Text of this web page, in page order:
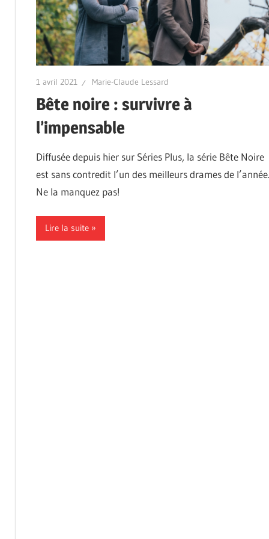
1 avril 2021 Marie-Claude Lessard
Bête noire : survivre à
l’impensable
Diffusée depuis hier sur Séries Plus, la série Bête Noire
est sans contredit l’un des meilleurs drames de l’année.
Ne la manquez pas!
Lire la suite